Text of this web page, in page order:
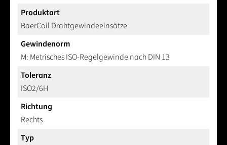
Produktart
BaerCoil Drahtgewindeeinsätze
Gewindenorm
M: Metrisches ISO-Regelgewinde nach DIN 13
Toleranz
ISO2/6H
Richtung
Rechts
Typ